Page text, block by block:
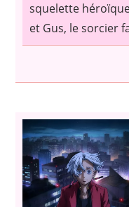
squelette
et Gus, le sorcier